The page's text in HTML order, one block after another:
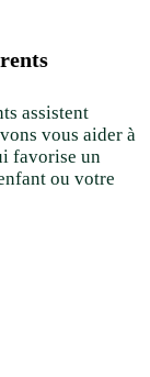
assistent
vous aider à
favorise un
ou votre